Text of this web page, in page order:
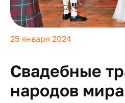
25 января 2024
Свадебные
народов мира